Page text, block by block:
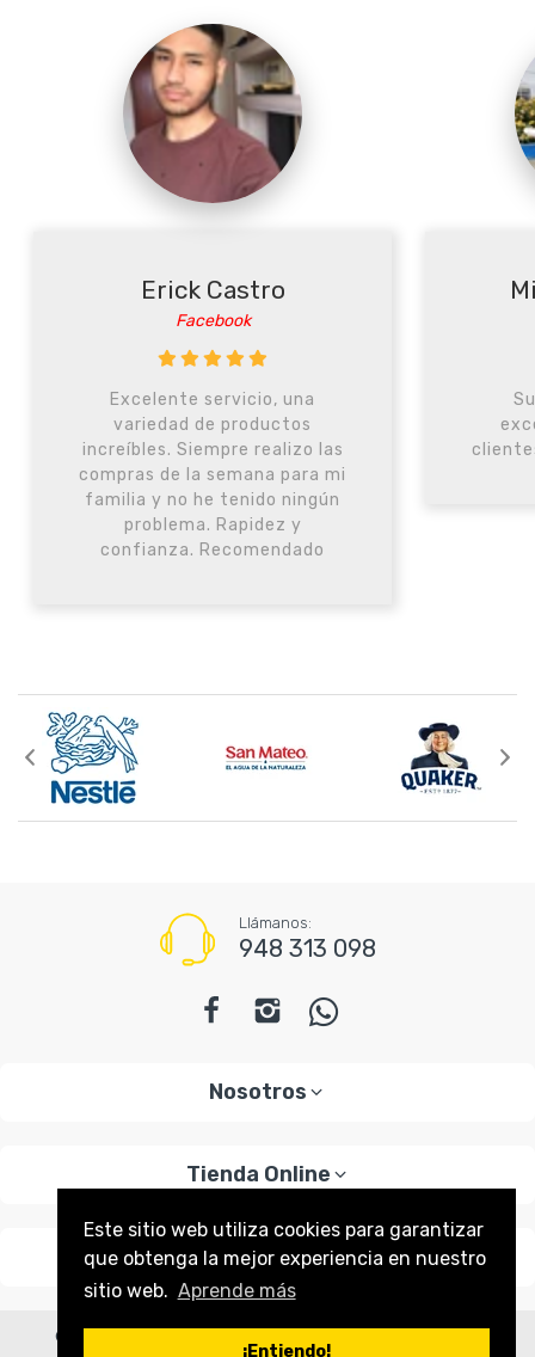
Este sitio web utiliza cookies para garantizar
que obtenga la mejor experiencia en nuestro
sitio web. Aprende más
¡Entiendo!
Erick Castro
Facebook
Excelente servicio, una
variedad de productos
increíbles. Siempre realizo las
compras de la semana para mi
familia y no he tenido ningún
problema. Rapidez y
confianza. Recomendado
Llámanos:
948 313 098
Nosotros
Tienda Online
Políticas
© 2026